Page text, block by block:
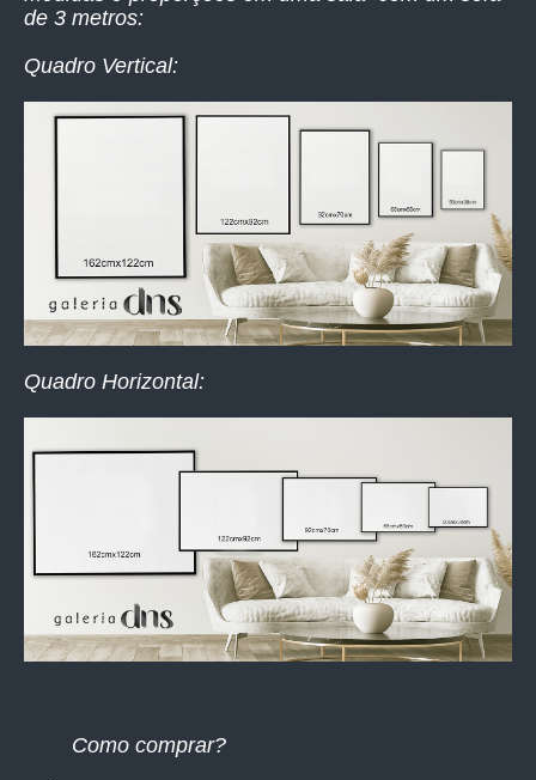
de 3 metros:
Quadro Vertical:
Quadro Horizontal:
Como comprar?